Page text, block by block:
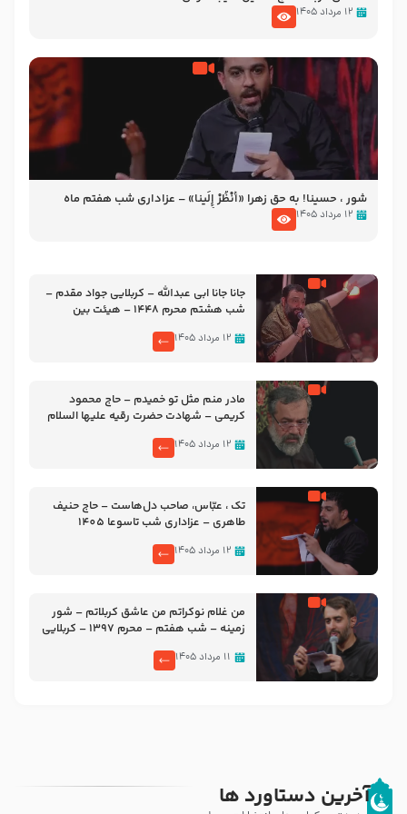
۱۲ مرداد ۱۴۰۵
شور ، حسینا! به‌ حق زهرا «أُنْظُرْ إِلَینا» – عزاداری شب هفتم ماه
محرّم 1405
۱۲ مرداد ۱۴۰۵
جانا جانا ابی عبدالله – کربلایی جواد مقدم –
شب هشتم محرم 1448 – هیئت بین
۱۲ مرداد ۱۴۰۵
مادر منم مثل تو خمیدم – حاج محمود
کریمی – شهادت حضرت رقیه علیها السلام
۱۲ مرداد ۱۴۰۵
تک ، عبّاس، صاحب دل‌هاست – حاج حنیف
طاهری – عزاداری شب تاسوعا 1405
۱۲ مرداد ۱۴۰۵
من غلام نوکراتم من عاشق کربلاتم – شور
زمینه – شب هفتم – محرم 1397 – کربلایی
۱۱ مرداد ۱۴۰۵
آخرین دستاورد ها